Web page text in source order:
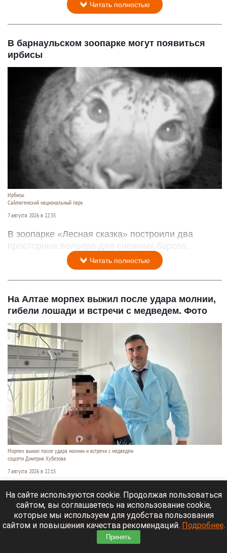
Читать полностью
В барнаульском зоопарке могут появиться
ирбисы
Ирбисы.
Сайлюгемский национальный парк
7 августа 2026 в 22:35
В зоопарке «Лесная сказка» построили два
просторных вольера для снежных барсов.
Читать полностью
На Алтае морпех выжил после удара молнии,
гибели лошади и встречи с медведем. Фото
Морпех выжил после удара молнии и встречи с медведем
соцсети Дмитрия Хубезова
7 августа 2026 в 22:15
Морской пехотинец, который приехал в отпуск на
Алтай, пережил чудовищную серию событий.
Читать полностью
На сайте используются cookie. Продолжая пользоваться
сайтом, вы соглашаетесь на использование cookie,
которые мы используем для удобства пользования
сайтом и повышения качества рекомендаций. Подробнее.
Принять